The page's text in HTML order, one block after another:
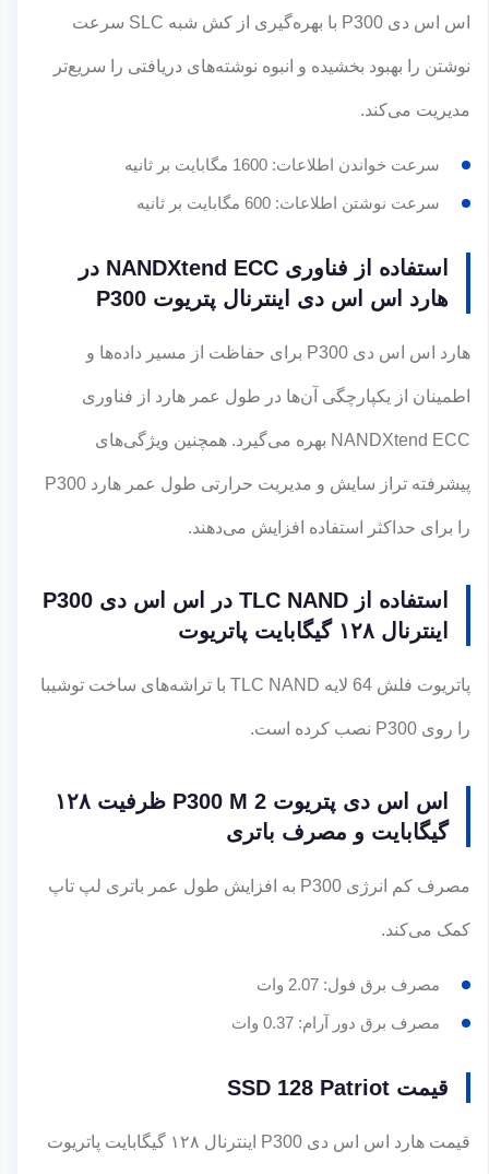
اس اس دی P300 با بهره‌گیری از کش شبه SLC سرعت
نوشتن را بهبود بخشیده و انبوه نوشته‌های دریافتی را سریع‌تر
مدیریت می‌کند.
سرعت خواندن اطلاعات: 1600 مگابایت بر ثانیه
سرعت نوشتن اطلاعات: 600 مگابایت بر ثانیه
استفاده از فناوری NANDXtend ECC در
هارد اس اس دی اینترنال پتریوت P300
هارد اس اس دی P300 برای حفاظت از مسیر داده‌ها و
اطمینان از یکپارچگی آن‌ها در طول عمر هارد از فناوری
NANDXtend ECC بهره می‌گیرد. همچنین ویژگی‌های
پیشرفته تراز سایش و مدیریت حرارتی طول عمر هارد P300
را برای حداکثر استفاده افزایش می‌دهند.
استفاده از TLC NAND در اس اس دی P300
اینترنال ۱۲۸ گیگابایت پاتریوت
پاتریوت فلش 64 لایه TLC NAND با تراشه‌های ساخت توشیبا
را روی P300 نصب کرده است.
اس اس دی پتریوت P300 M 2 ظرفیت ۱۲۸
گیگابایت و مصرف باتری
مصرف کم انرژی P300 به افزایش طول عمر باتری لپ تاپ
کمک می‌کند.
مصرف برق فول: 2.07 وات
مصرف برق دور آرام: 0.37 وات
قیمت SSD 128 Patriot
قیمت هارد اس اس دی P300 اینترنال ۱۲۸ گیگابایت پاتریوت